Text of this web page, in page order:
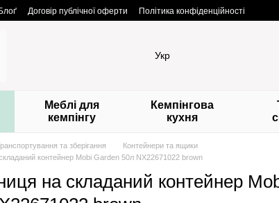
Блоґ Договір публічної оферти Політика конфіденційності
Укр
Меблі для
кемпінгу
Кемпінгова
кухня
та зберігання
Контейнери та ящики
контейнер Mobi Garden 50л NX22671022 brown
на складаний контейнер